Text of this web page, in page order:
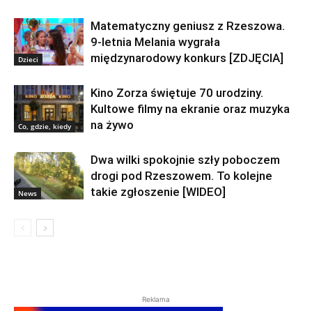
Dzieci
Matematyczny geniusz z Rzeszowa.
9-letnia Melania wygrała
międzynarodowy konkurs [ZDJĘCIA]
Co, gdzie, kiedy
Kino Zorza świętuje 70 urodziny.
Kultowe filmy na ekranie oraz muzyka
na żywo
News
Dwa wilki spokojnie szły poboczem
drogi pod Rzeszowem. To kolejne
takie zgłoszenie [WIDEO]
Reklama